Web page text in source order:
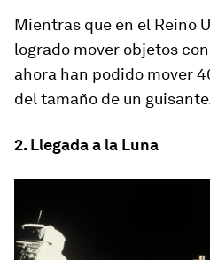
Mientras que en el Reino
logrado mover objetos
ahora han podido mover
del tamaño de un
2. Llegada a la Luna